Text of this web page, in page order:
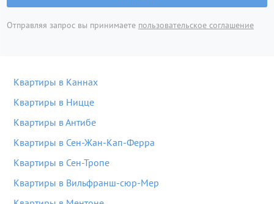
Отправляя запрос вы принимаете пользовательское соглашение
Квартиры в Каннах
Квартиры в Ницце
Квартиры в Антибе
Квартиры в Сен-Жан-Кап-Ферра
Квартиры в Сен-Тропе
Квартиры в Вильфранш-сюр-Мер